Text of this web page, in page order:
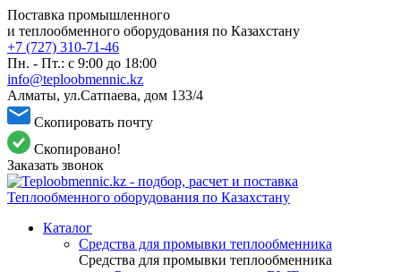
Поставка промышленного
и теплообменного оборудования по Казахстану
+7 (727) 310-71-46
Пн. - Пт.: с 9:00 до 18:00
info@teploobmennic.kz
Алматы, ул.Сатпаева, дом 133/4
Скопировать почту
Скопировано!
Заказать звонок
Каталог
Средства для промывки теплообменника
Средства для промывки теплообменника